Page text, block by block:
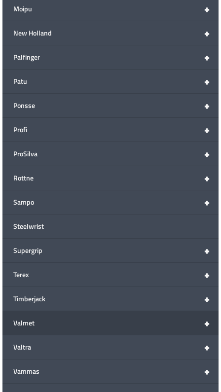
+
Moipu
+
New Holland
+
Palfinger
+
Patu
+
Ponsse
+
Profi
+
ProSilva
+
Rottne
+
Sampo
Steelwrist
+
Supergrip
+
Terex
+
Timberjack
+
Valmet
+
Valtra
+
Vammas